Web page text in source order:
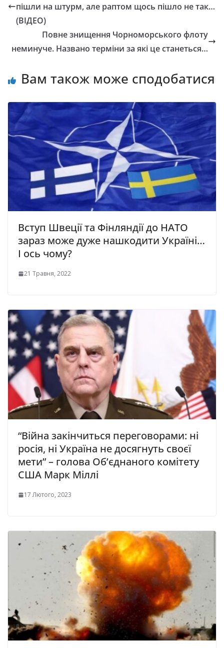
пішли на штурм, але раптом щось пішло не так…
(ВІДЕО)
Повне знищення Чорноморського флоту
неминуче. Названо терміни за які це станеться…
Вам також може сподобатися
Вступ Швеції та Фінляндії до НАТО
зараз може дуже нашкодити Україні…
І ось чому?
21 Травня, 2022
“Війна закінчиться переговорами: ні
росія, ні Україна не досягнуть своєї
мети” – голова Об’єднаного комітету
США Марк Міллі
17 Лютого, 2023